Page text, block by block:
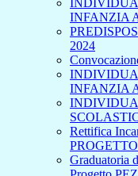
INFANZIA
2024
INFANZIA
Rettifica
Graduatoria